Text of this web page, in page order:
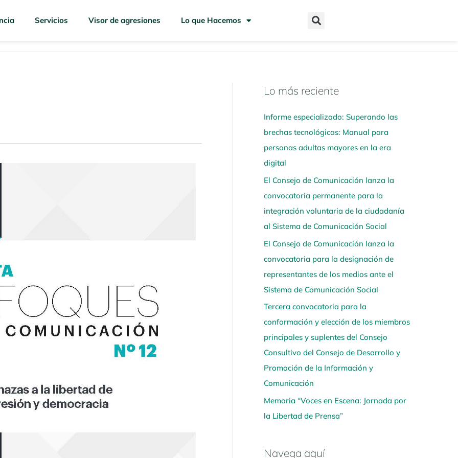
Servicios Visor de agresiones Lo que Hacemos
Lo más reciente
Informe especializado: Superando las
brechas tecnológicas: Manual para
personas adultas mayores en la era
digital
El Consejo de Comunicación lanza la
convocatoria permanente para la
integración voluntaria de la ciudadanía
al Sistema de Comunicación Social
El Consejo de Comunicación lanza la
convocatoria para la designación de
representantes de los medios ante el
Sistema de Comunicación Social
Tercera convocatoria para la
conformación y elección de los miembros
principales y suplentes del Consejo
Consultivo del Consejo de Desarrollo y
Promoción de la Información y
Comunicación
Memoria “Voces en Escena: Jornada por
la Libertad de Prensa”
Navega aquí
N
v
e
g
a
a
q
u
í